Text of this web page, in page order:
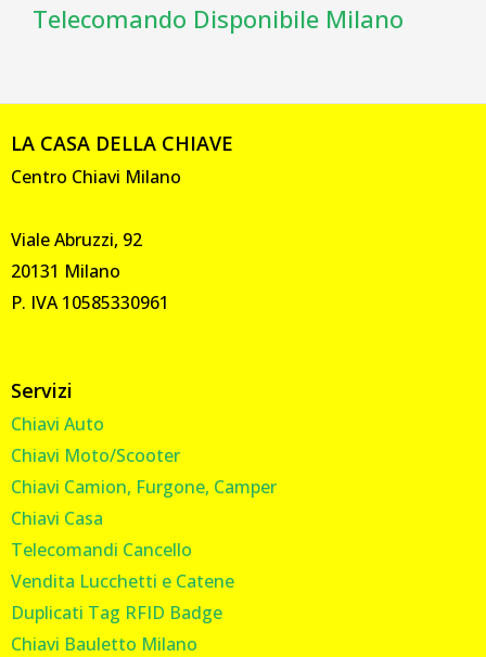
Telecomando Disponibile Milano
LA CASA DELLA CHIAVE
Centro Chiavi Milano
Viale Abruzzi, 92
20131 Milano
P. IVA 10585330961
Servizi
Chiavi Auto
Chiavi Moto/Scooter
Chiavi Camion, Furgone, Camper
Chiavi Casa
Telecomandi Cancello
Vendita Lucchetti e Catene
Duplicati Tag RFID Badge
Chiavi Bauletto Milano